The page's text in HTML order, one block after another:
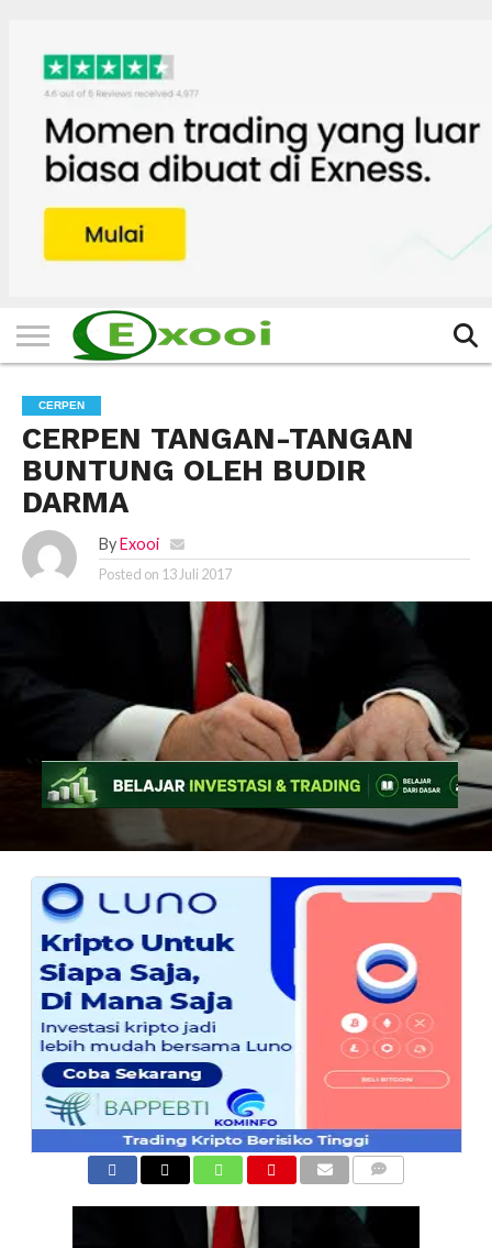
HOME
FILTER
BERITA
BIODATA
CERITA
CERPEN
EKSKLUSIF
FOTO
VIDEO
TIPS
MORE
CERPEN
CERPEN TANGAN-TANGAN
BUNTUNG OLEH BUDIR
DARMA
By Exooi
Posted on 13 Juli 2017